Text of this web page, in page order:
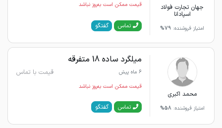
جهان تجارت فولاد
اسپادانا
امتیاز فروشنده: 79%
قیمت ممکن است به‌روز نباشد
تماس گفتگو
محمد اکبری
امتیاز فروشنده: 58%
میلگرد ساده 18 متفرقه
6 ماه پیش قیمت با تماس
قیمت ممکن است به‌روز نباشد
تماس گفتگو